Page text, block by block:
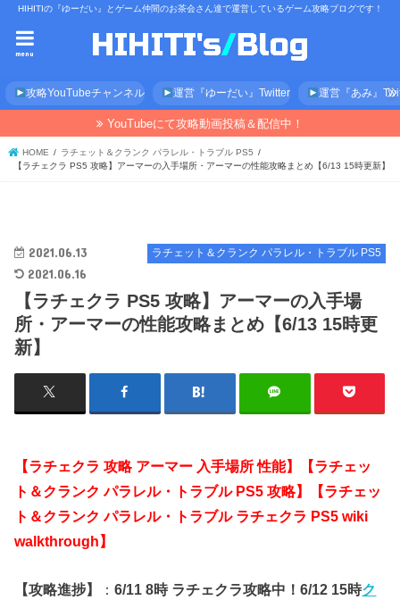
HIHITIの『ゆーだい』とゲーム仲間のお茶会さん達で運営しているゲーム攻略ブログです！
menu
攻略YouTubeチャンネル 運営『ゆーだい』Twitter 運営『あみ』
YouTubeにて攻略動画投稿＆配信中！
HOME
ラチェット＆クランク パラレル・トラブル PS5
【ラチェクラ PS5 攻略】アーマーの入手場所・アーマーの性能攻略まとめ【6/13 15時更新】
ラチェット＆クランク パラレル・トラブル PS5
2021.06.13
2021.06.16
【ラチェクラ PS5 攻略】アーマーの入手場
所・アーマーの性能攻略まとめ【6/13 15時更
新】
【ラチェクラ 攻略 アーマー 入手場所 性能】【ラチェッ
ト＆クランク パラレル・トラブル PS5 攻略】【ラチェッ
ト＆クランク パラレル・トラブル ラチェクラ PS5 wiki
walkthrough】
【攻略進捗】 ：6/11 8時 ラチェクラ攻略中！6/12 15時ク